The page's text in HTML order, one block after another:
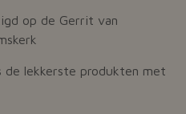
op de Gerrit van
de lekkerste produkten met